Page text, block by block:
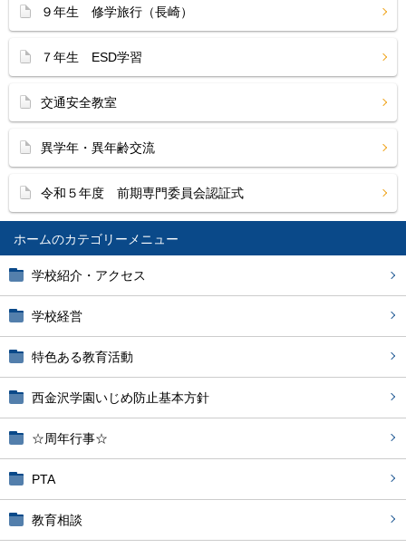
ホーム
学校紹介・アクセス
学校経営
特色ある教育活動
西金沢学園いじめ防止基本方針
☆周年行事☆
PTA
教育相談
９年生 修学旅行（長崎）
７年生 ESD学習
交通安全教室
異学年・異年齢交流
令和５年度 前期専門委員会認証式